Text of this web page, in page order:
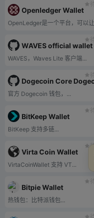
Openledger Wallet
WAVES official wallet
WAVES，Waves Lite 客户端...
官方 Dogecoin 钱包，...
BitKeep Wallet
BitKeep 支持多链...
Virta Coin Wallet
VirtaCoinWallet 支持 VT...
Bitpie Wallet
热钱包：比特派钱包...